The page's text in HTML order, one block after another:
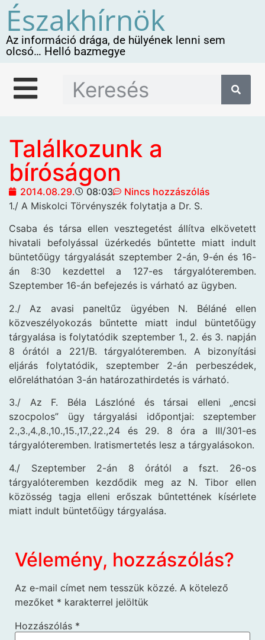
Északhírnök
Az információ drága, de hülyének lenni sem
olcsó… Helló bazmegye
Találkozunk a
bíróságon
2014.08.29. 08:03
Nincs hozzászólás
1./ A Miskolci Törvényszék folytatja a Dr. S.
Csaba és társa ellen vesztegetést állítva elkövetett
hivatali befolyással üzérkedés bűntette miatt indult
büntetőügy tárgyalását szeptember 2-án, 9-én és 16-
án 8:30 kezdettel a 127-es tárgyalóteremben.
Szeptember 16-án befejezés is várható az ügyben.
2./ Az avasi paneltűz ügyében N. Béláné ellen
közveszélyokozás bűntette miatt indul büntetőügy
tárgyalása is folytatódik szeptember 1., 2. és 3. napján
8 órától a 221/B. tárgyalóteremben. A bizonyítási
eljárás folytatódik, szeptember 2-án perbeszédek,
előreláthatóan 3-án határozathirdetés is várható.
3./ Az F. Béla Lászlóné és társai elleni „encsi
szocpolos” ügy tárgyalási időpontjai: szeptember
2.,3.,4.,8.,10.,15.,17.,22.,24 és 29. 8 óra a III/301-es
tárgyalóteremben. Iratismertetés lesz a tárgyalásokon.
4./ Szeptember 2-án 8 órától a fszt. 26-os
tárgyalóteremben kezdődik meg az N. Tibor ellen
közösség tagja elleni erőszak bűntettének kísérlete
miatt indult büntetőügy tárgyalása.
Vélemény, hozzászólás?
Az e-mail címet nem tesszük közzé. A kötelező
mezőket * karakterrel jelöltük
Hozzászólás *